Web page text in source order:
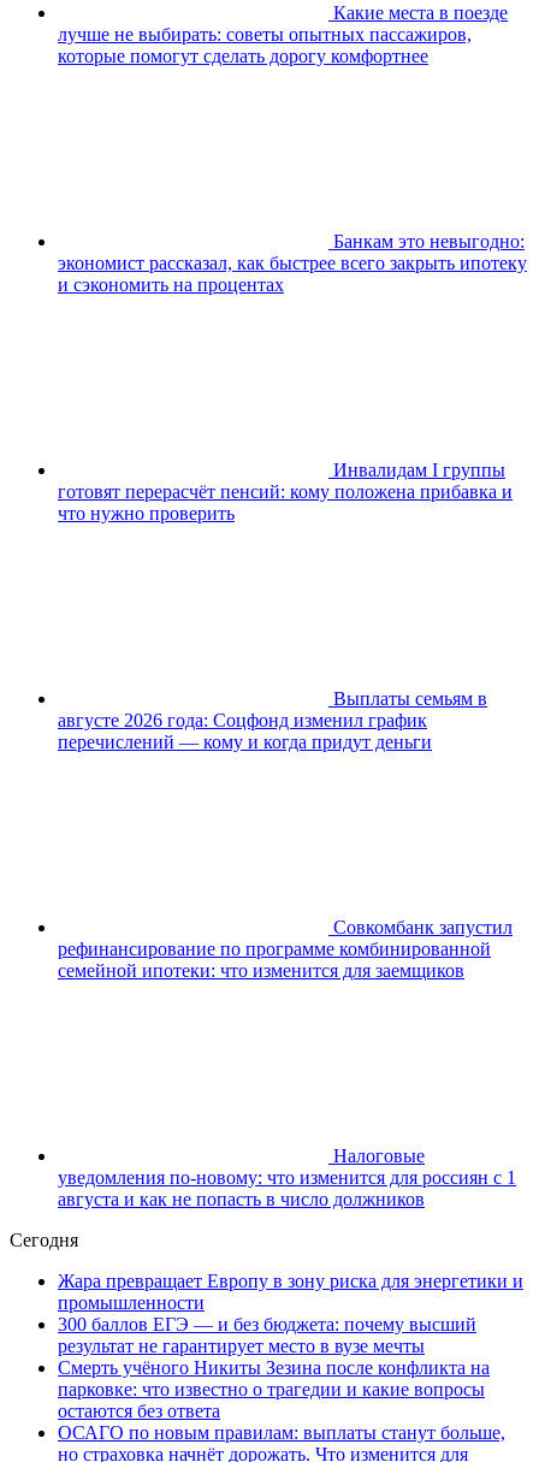
Какие места в поезде
лучше не выбирать: советы опытных пассажиров,
которые помогут сделать дорогу комфортнее
Банкам это невыгодно:
экономист рассказал, как быстрее всего закрыть ипотеку
и сэкономить на процентах
Инвалидам I группы
готовят перерасчёт пенсий: кому положена прибавка и
что нужно проверить
Выплаты семьям в
августе 2026 года: Соцфонд изменил график
перечислений — кому и когда придут деньги
Совкомбанк запустил
рефинансирование по программе комбинированной
семейной ипотеки: что изменится для заемщиков
Налоговые
уведомления по-новому: что изменится для россиян с 1
августа и как не попасть в число должников
Сегодня
Жара превращает Европу в зону риска для энергетики и
промышленности
300 баллов ЕГЭ — и без бюджета: почему высший
результат не гарантирует место в вузе мечты
Смерть учёного Никиты Зезина после конфликта на
парковке: что известно о трагедии и какие вопросы
остаются без ответа
ОСАГО по новым правилам: выплаты станут больше,
но страховка начнёт дорожать. Что изменится для